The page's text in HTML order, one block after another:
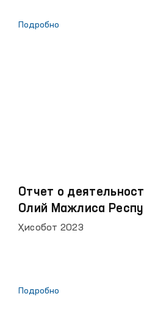
Подробно
Отчет о
Олий Мажлиса
по правам человека
Ҳисобот 2023
Подробно